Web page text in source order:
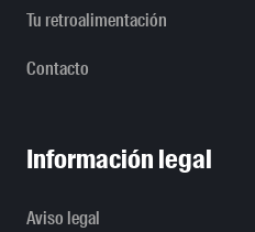
Tu retroalimentación
Contacto
Información legal
Aviso legal